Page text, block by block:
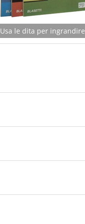
Usa le dita per ingrandire